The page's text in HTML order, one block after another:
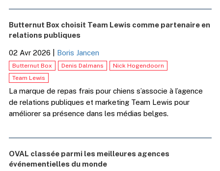
Butternut Box choisit Team Lewis comme partenaire en
relations publiques
02 Avr 2026 Boris Jancen
Butternut Box Denis Dalmans
Nick Hogendoorn
Team Lewis
La marque de repas frais pour chiens s’associe à l’agence
de relations publiques et marketing Team Lewis pour
améliorer sa présence dans les médias belges.
OVAL classée parmi les meilleures agences
événementielles du monde